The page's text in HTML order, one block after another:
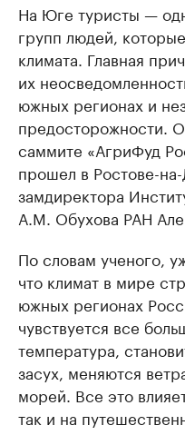
На Юге туристы —
групп людей,
климата. Главная
их
южных регионах и
предосторожности.
саммите «АгриФуд
прошел в Ростове-
замдиректора
А.М. Обухова РАН
По словам ученого,
что климат в мире
южных регионах
чувствуется все
температура,
засух, меняются
морей. Все это
так и на